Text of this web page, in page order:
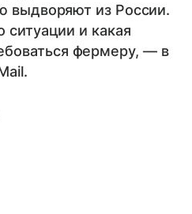
выдворяют из России.
ситуации и какая
фермеру, — в